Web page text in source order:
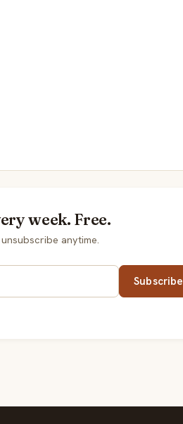
week. Free.
anytime.
Subscribe